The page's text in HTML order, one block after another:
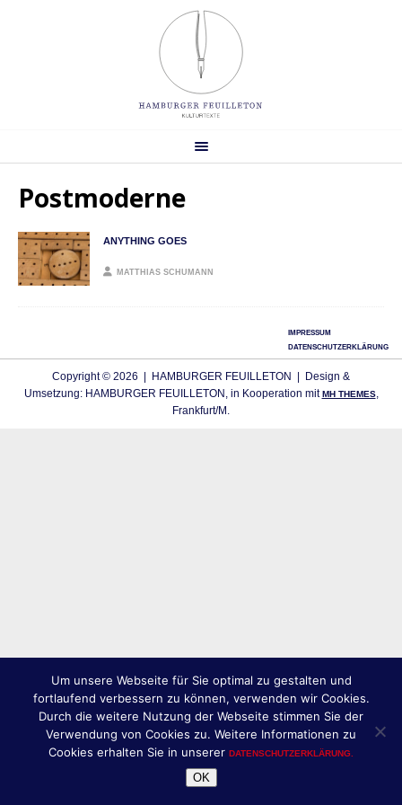
Postmoderne
ANYTHING GOES
MATTHIAS SCHUMANN
IMPRESSUM
DATENSCHUTZERKLÄRUNG
Copyright © 2026 | HAMBURGER FEUILLETON | Design &
Umsetzung: HAMBURGER FEUILLETON, in Kooperation mitMH THEMES,
Frankfurt/M.
Um unsere Webseite für Sie optimal zu gestalten und
fortlaufend verbessern zu können, verwenden wir Cookies.
Durch die weitere Nutzung der Webseite stimmen Sie der
Verwendung von Cookies zu. Weitere Informationen zu
Cookies erhalten Sie in unserer DATENSCHUTZERKLÄRUNG.
OK